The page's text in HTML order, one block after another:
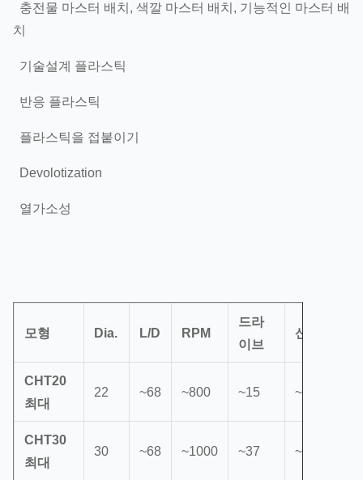
충전물 마스터 배치, 색깔 마스터 배치, 기능적인 마스터 배
치
기술설계 플라스틱
반응 플라스틱
플라스틱을 접붙이기
Devolotization
열가소성
모형 Dia. L/D RPM
드라
이브
산출
CHT20
최대
22 ~68 ~800 ~15 ~30
CHT30
최대
30 ~68 ~1000 ~37 ~100